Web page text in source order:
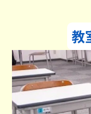
どんな教室づくりを
生徒にとって「居場
す。生徒が思わず「
に対して「おかえり
していきたいです。そ
ミュニケーションの取
にプラスの工夫を積
学生たちへメッセー
勉強や受験をするこ
教